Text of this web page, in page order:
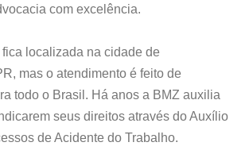
com excelência.
localizada na cidade de
mas o atendimento é feito de
todo o Brasil. Há anos a BMZ auxilia
seus direitos através do Auxílio
de Acidente do Trabalho.